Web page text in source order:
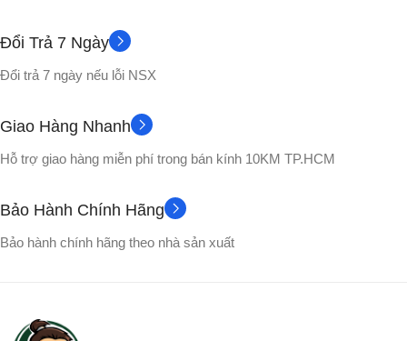
CHẤT LIỆU
Nhựa PVC cao cấp
VỎ HỘP No box
Đổi Trả 7 Ngày
Đổi trả 7 ngày nếu lỗi NSX
Giao Hàng Nhanh
Hỗ trợ giao hàng miễn phí trong bán kính 10KM TP.HCM
Bảo Hành Chính Hãng
Bảo hành chính hãng theo nhà sản xuất